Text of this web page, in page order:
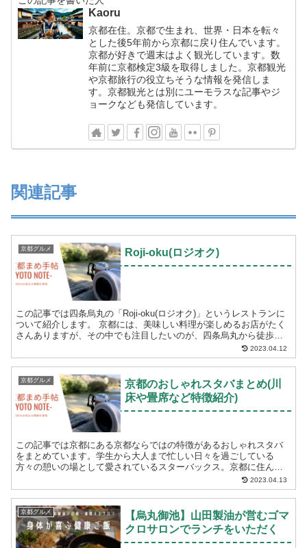
Kaoru
京都在住。京都で生まれ、世界・日本を転々
とした後5年前から京都に戻り住んでいます。
京都が好きで週末はよく観光しています。数
年前に京都検定3級を取得しました。京都観光
や京都旅行の役立ちそうな情報を発信しま
す。京都観光とは別にユーモラスな記事やジ
ョークなども発信しています。
関連記事
京都グルメ Roji-oku(ロジオク)
この記事では四条烏丸の「Roji-oku(ロジオク)」というレストランに
ついて紹介します。 京都には、美味しい料理が楽しめるお店がたく
さんありますが、その中でも注目したいのが、四条烏丸から徒歩５
2023.04.12
京都グルメ
京都のおしゃれスタバまとめ(川
床や畳席など特徴紹介)
この記事では京都にある京都ならではの特徴があるおしゃれスタバ
をまとめています。学生から大人まで忙しい日々を過ごしている
方々の憩いの場として愛されているスターバックス。京都に住んで
いる人も京都観光で訪れる人も優雅なひとときを過ごしてみるのも
お...
2023.04.13
京都グルメ
【烏丸御池】山田製油が営むゴマ
クロサロンでランチをいただく